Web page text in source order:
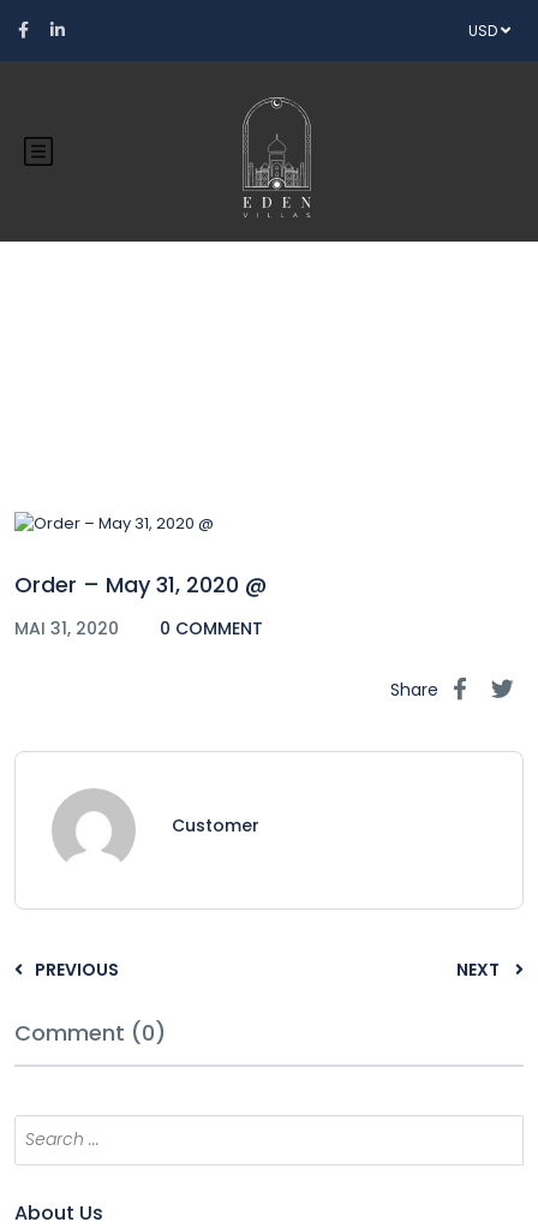
USD
Order – May 31, 2020 @
MAI 31, 2020 0 COMMENT
Share
Customer
PREVIOUS NEXT
Comment (0)
About Us